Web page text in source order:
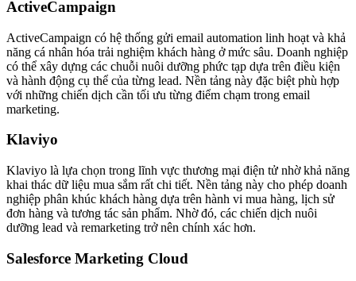
ActiveCampaign
ActiveCampaign có hệ thống gửi email automation linh hoạt và khả
năng cá nhân hóa trải nghiệm khách hàng ở mức sâu. Doanh nghiệp
có thể xây dựng các chuỗi nuôi dưỡng phức tạp dựa trên điều kiện
và hành động cụ thể của từng lead. Nền tảng này đặc biệt phù hợp
với những chiến dịch cần tối ưu từng điểm chạm trong email
marketing.
Klaviyo
Klaviyo là lựa chọn trong lĩnh vực thương mại điện tử nhờ khả năng
khai thác dữ liệu mua sắm rất chi tiết. Nền tảng này cho phép doanh
nghiệp phân khúc khách hàng dựa trên hành vi mua hàng, lịch sử
đơn hàng và tương tác sản phẩm. Nhờ đó, các chiến dịch nuôi
dưỡng lead và remarketing trở nên chính xác hơn.
Salesforce Marketing Cloud